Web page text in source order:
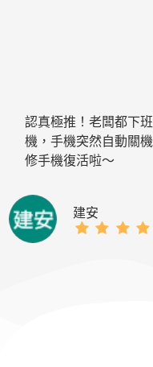
認真極推！老闆都下
機，手機突然自動關
修手機復活啦～
建安